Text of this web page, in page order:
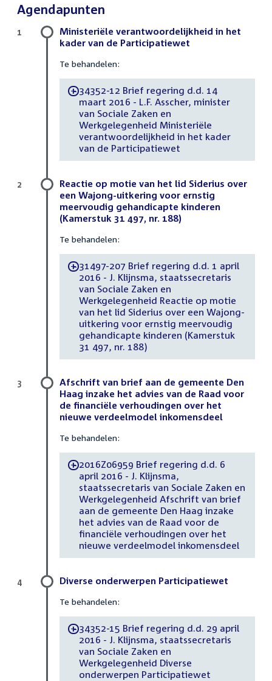
Agendapunten
Ministeriële verantwoordelijkheid in het
kader van de Participatiewet
Te behandelen:
-34352-12 Brief regering d.d. 14
maart 2016 - L.F. Asscher, minister
van Sociale Zaken en
Werkgelegenheid Ministeriële
verantwoordelijkheid in het kader
van de Participatiewet
1
Reactie op motie van het lid Siderius over
een Wajong-uitkering voor ernstig
meervoudig gehandicapte kinderen
(Kamerstuk 31 497, nr. 188)
Te behandelen:
-31497-207 Brief regering d.d. 1 april
2016 - J. Klijnsma, staatssecretaris
van Sociale Zaken en
Werkgelegenheid Reactie op motie
van het lid Siderius over een Wajong-
uitkering voor ernstig meervoudig
gehandicapte kinderen (Kamerstuk
31 497, nr. 188)
2
Afschrift van brief aan de gemeente Den
Haag inzake het advies van de Raad voor
de financiële verhoudingen over het
nieuwe verdeelmodel inkomensdeel
Te behandelen:
-2016Z06959 Brief regering d.d. 6
april 2016 - J. Klijnsma,
staatssecretaris van Sociale Zaken en
Werkgelegenheid Afschrift van brief
aan de gemeente Den Haag inzake
het advies van de Raad voor de
financiële verhoudingen over het
nieuwe verdeelmodel inkomensdeel
3
Diverse onderwerpen Participatiewet
Te behandelen:
-34352-15 Brief regering d.d. 29 april
2016 - J. Klijnsma, staatssecretaris
van Sociale Zaken en
Werkgelegenheid Diverse
onderwerpen Participatiewet
4